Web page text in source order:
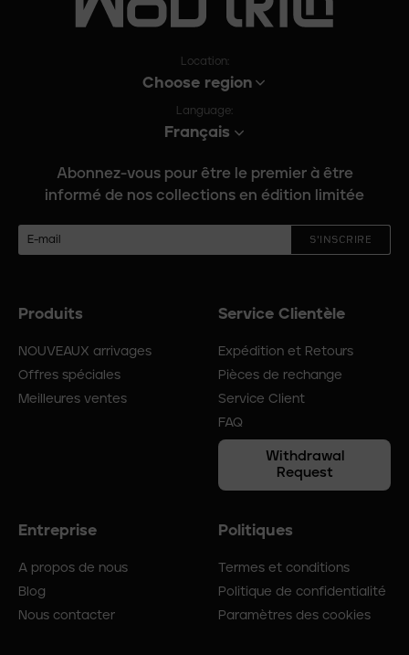
Location:
Choose region
Language:
Français
Abonnez-vous pour être le premier à être
informé de nos collections en édition limitée
S'INSCRIRE
Footer
Produits
NOUVEAUX arrivages
Offres spéciales
Meilleures ventes
Service Clientèle
Expédition et Retours
Pièces de rechange
Service Client
FAQ
Withdrawal
Request
Entreprise
A propos de nous
Blog
Nous contacter
Politiques
Termes et conditions
Politique de confidentialité
Paramètres des cookies